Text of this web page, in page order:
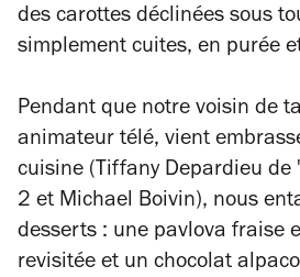
des carottes déclinées sous
simplement cuites, en purée
Pendant que notre voisin de
animateur télé, vient
cuisine (Tiffany Depardieu de
2 et Michael Boivin), nous
desserts : une pavlova fraise
revisitée et un chocolat